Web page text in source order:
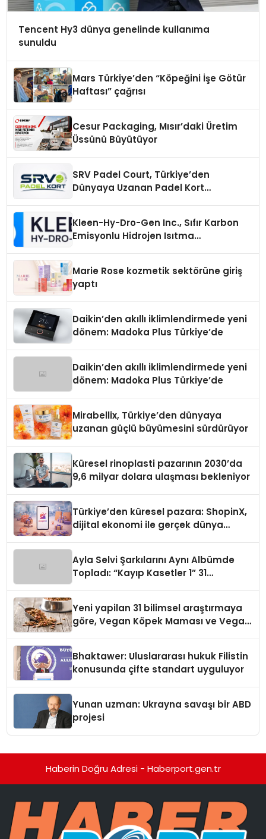
Tencent Hy3 dünya genelinde kullanıma
sunuldu
Mars Türkiye’den “Köpeğini İşe Götür
Haftası” çağrısı
Cesur Packaging, Mısır’daki Üretim
Üssünü Büyütüyor
SRV Padel Court, Türkiye’den
Dünyaya Uzanan Padel Kort
Kleen-Hy-Dro-Gen Inc., Sıfır Karbon
Emisyonlu Hidrojen Isıtma
Marie Rose kozmetik sektörüne giriş
yaptı
Daikin’den akıllı iklimlendirmede yeni
dönem: Madoka Plus Türkiye’de
Daikin’den akıllı iklimlendirmede yeni
dönem: Madoka Plus Türkiye’de
Mirabellix, Türkiye’den dünyaya
uzanan güçlü büyümesini sürdürüyor
Küresel rinoplasti pazarının 2030’da
9,6 milyar dolara ulaşması bekleniyor
Türkiye’den küresel pazara: ShopinX,
dijital ekonomi ile gerçek dünya
Ayla Selvi Şarkılarını Aynı Albümde
Topladı: “Kayıp Kasetler 1” 31
Yeni yapilan 31 bilimsel araştırmaya
göre, Vegan Köpek Maması ve Vegan
Bhaktawer: Uluslararası hukuk Filistin
konusunda çifte standart uyguluyor
Yunan uzman: Ukrayna savaşı bir ABD
projesi
Haberin Doğru Adresi - Haberport.gen.tr